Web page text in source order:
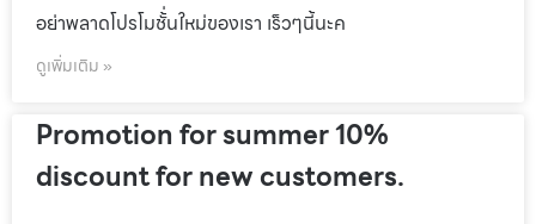
อย่าพลาดโปรโมชั้่นใหม่ของเรา เร็วๆนี้นะค
ดูเพิ่มเติม »
Promotion for summer 10%
discount for new customers.